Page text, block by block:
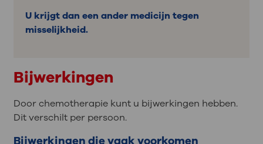
U krijgt dan een ander medicijn tegen
misselijkheid.
Bijwerkingen
Door chemotherapie kunt u bijwerkingen hebben.
Dit verschilt per persoon.